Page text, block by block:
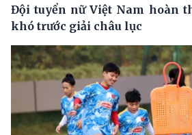
Đội tuyển nữ Việt Nam hoàn
khó trước giải châu lục